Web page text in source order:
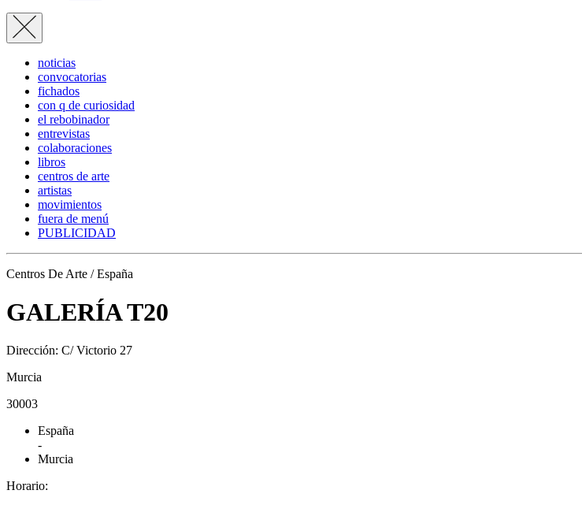
noticias
convocatorias
fichados
con q de curiosidad
el rebobinador
entrevistas
colaboraciones
libros
centros de arte
artistas
movimientos
fuera de menú
PUBLICIDAD
Centros De Arte / España
GALERÍA T20
Dirección: C/ Victorio 27
Murcia
30003
España
-
Murcia
Horario: